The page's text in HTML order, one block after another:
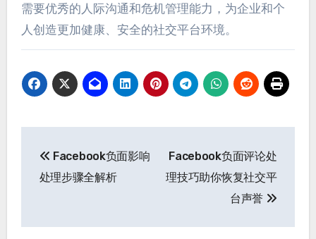
需要优秀的人际沟通和危机管理能力，为企业和个
人创造更加健康、安全的社交平台环境。
章
航
Facebook负面影响
处理步骤全解析
Facebook负面评论处
理技巧助你恢复社交平
台声誉